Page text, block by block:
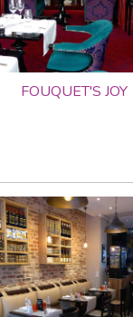
FOUQUET'S JOY